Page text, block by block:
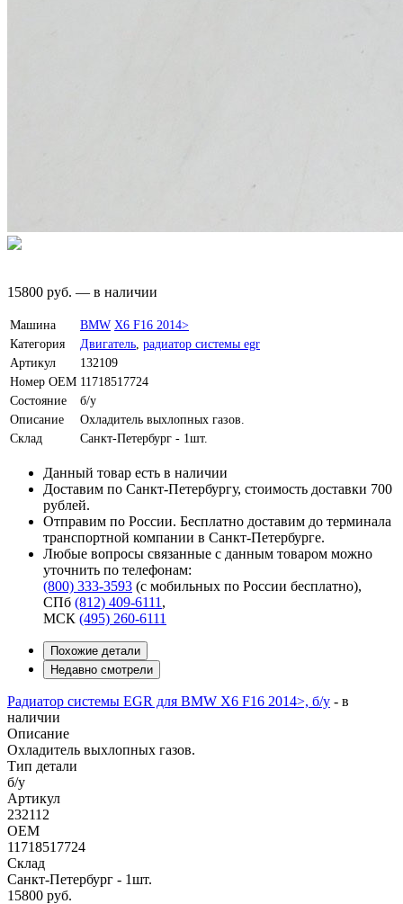
15800 руб. — в наличии
Машина BMW X6 F16 2014>
Категория
Двигатель радиатор системы egr
Артикул
132109
Номер OEM 11718517724
Состояние
б/у
Описание
Охладитель выхлопных газов.
Склад
Санкт-Петербург - 1шт.
Данный товар есть в наличии
Доставим по Санкт-Петербургу, стоимость доставки 700
рублей.
Отправим по России. Бесплатно доставим до терминала
транспортной компании в Санкт-Петербурге.
Любые вопросы связанные с данным товаром можно
уточнить по телефонам:
(800) 333-3593 (с мобильных по России бесплатно),
СПб (812) 409-6111 ,
МСК (495) 260-6111
Похожие детали
Недавно смотрели
Радиатор системы EGR для BMW X6 F16 2014>, б/у - в
наличии
Описание
Охладитель выхлопных газов.
Тип детали
б/у
Артикул
232112
OEM
11718517724
Склад
Санкт-Петербург - 1шт.
15800 руб.